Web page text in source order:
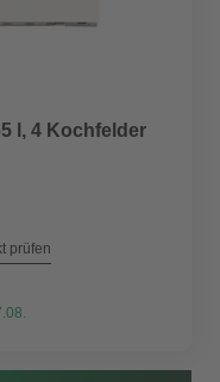
l, 4 Kochfelder
prüfen